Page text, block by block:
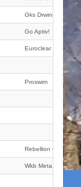
Gks Drwinia
Go Aptiv!
Euroclear Running
Proswim
Rebellion Of Free
Wkb Meta Lubliniec